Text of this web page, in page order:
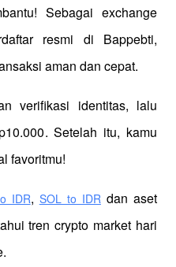
Sebagai exchange
resmi di Bappebti,
aman dan cepat.
verifikasi identitas, lalu
Setelah itu, kamu
favoritmu!
IDR, SOL to IDR dan aset
tren crypto market hari